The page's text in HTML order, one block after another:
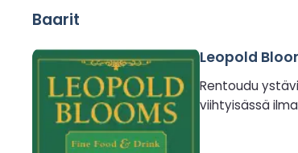
Baarit
Leopold
Rentoudu
viihtyisässä